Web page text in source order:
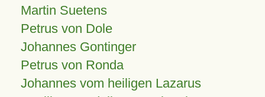
Martin Suetens
Petrus von Dole
Johannes Gontinger
Petrus von Ronda
Johannes vom heiligen Lazarus